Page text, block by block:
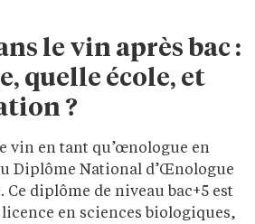
le vin après bac :
quelle école, et
?
vin en tant qu’œnologue en
Diplôme National d’Œnologue
Ce diplôme de niveau bac+5 est
licence en sciences biologiques,